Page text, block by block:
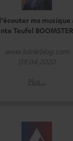
ma
Teufel
www.lololeblog.com
09.04.2020
Plus…